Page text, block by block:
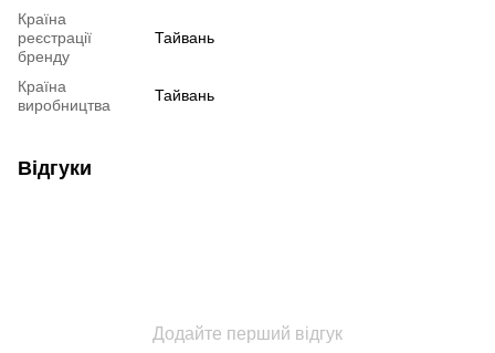
Країна
реєстрації
бренду
Тайвань
Країна
виробництва
Тайвань
Відгуки
Додайте перший відгук